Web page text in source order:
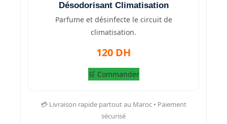
Désodorisant Climatisation
Parfume et désinfecte le circuit de
climatisation.
120 DH
🛒 Commander
💳 Livraison rapide partout au Maroc • Paiement
sécurisé